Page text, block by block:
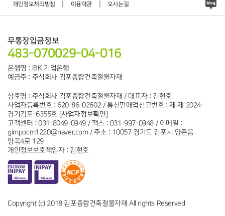
개인정보처리방침 이용약관 오시는길
상호명 : 주식회사 김포종합건축철물자재 / 대표자 : 김현호
사업자등록번호 : 620-86-02602 / 통신판매업신고번호 : 제 제 2024-
경기김포-6355호 [사업자정보확인]
고객센터 : 031-8049-0949 / 팩스 : 031-997-0948 / 이메일 :
gimpocm1220@naver.com / 주소 : 10057 경기도 김포시 양촌읍
양곡4로 129
개인정보보호책임자 : 김현호
Copyright (c) 2018 김포종함건축철물자재 All rights Reserved
무통장입금정보
483-070029-04-016
은행명 : IBK 기업은행
예금주 : 주식회사 김포종합건축철물자재